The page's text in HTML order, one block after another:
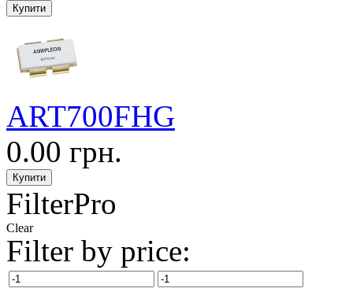
ART700FHG
0.00 грн.
FilterPro
Clear
Filter by price: